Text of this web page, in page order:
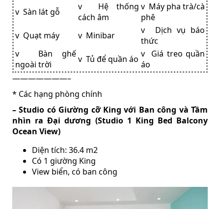
v Sàn lát gỗ
v Hệ thống
cách âm
v Máy pha trà/cà
phê
v Quạt máy
v Minibar
v Dịch vụ báo
thức
v Bàn ghế
ngoài trời
v Tủ để quần áo v Giá treo quần
áo
———————–
* Các hạng phòng chính
– Studio có Giường cỡ King với Ban công và Tầm
nhìn ra Đại dương (Studio 1 King Bed Balcony
Ocean View)
Diện tích: 36.4 m2
Có 1 giường King
View biển, có ban công